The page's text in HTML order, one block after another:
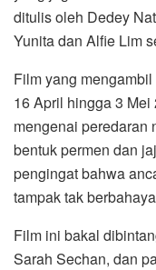
ditulis oleh Dedey
Yunita dan Alfie Lim
Film yang
16 April hingga 3
mengenai peredaran
bentuk permen dan
pengingat bahwa
tampak tak
Film ini bakal
Sarah Sechan, dan